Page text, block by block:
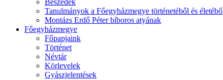
Beszédek
Tanulmányok a Főegyházmegye történetéből és
Montázs Erdő Péter bíboros atyának
Főegyházmegye
Főpapjaink
Történet
Névtár
Körlevelek
Gyászjelentések